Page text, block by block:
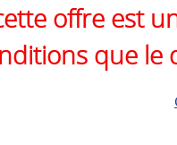
offre est
que le